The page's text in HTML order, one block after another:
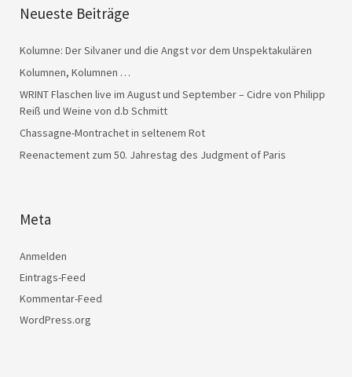
Neueste Beiträge
Kolumne: Der Silvaner und die Angst vor dem Unspektakulären
Kolumnen, Kolumnen …
WRINT Flaschen live im August und September – Cidre von Philipp
Reiß und Weine von d.b Schmitt
Chassagne-Montrachet in seltenem Rot
Reenactement zum 50. Jahrestag des Judgment of Paris
Meta
Anmelden
Eintrags-Feed
Kommentar-Feed
WordPress.org